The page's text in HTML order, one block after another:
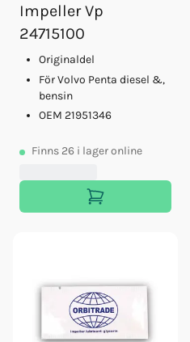
Impeller Vp
24715100
Originaldel
För Volvo Penta diesel &,
bensin
OEM 21951346
Finns 26 i lager online